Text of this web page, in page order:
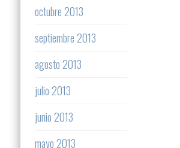
octubre 2013
septiembre 2013
agosto 2013
julio 2013
junio 2013
mayo 2013